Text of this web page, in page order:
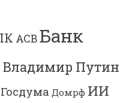
АСВБанк
Владимир Путин
Госдума Домрф ИИ